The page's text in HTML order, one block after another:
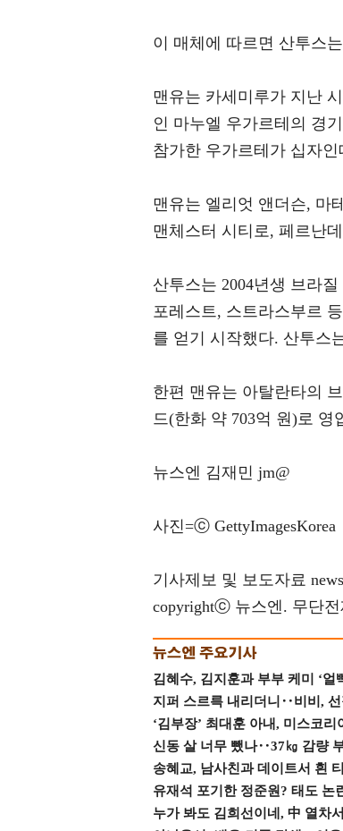
이 매체에 따르면 산투스
맨유는 카세미루가 지난
인 마누엘 우가르테의 경
참가한 우가르테가 십자
맨유는 엘리엇 앤더슨, 마
맨체스터 시티로, 페르난
산투스는 2004년생 브라
포레스트, 스트라스부르
를 얻기 시작했다. 산투스
한편 맨유는 아탈란타의
드(한화 약 703억 원)로
뉴스엔 김재민 jm@
사진=ⓒ GettyImagesKorea
기사제보 및 보도자료
copyrightⓒ 뉴스엔. 무단전
김혜수, 김지훈과 부부 케미 ‘얼
지퍼 스르륵 내리더니‥비비,
‘김부장’ 최대훈 아내, 미스코
신동 살 너무 뺐나‥37㎏ 감량
송혜교, 남사친과 데이트서 흰
유재석 포기한 정준원? 태도 논
누가 봐도 김희선이네, 中 열차